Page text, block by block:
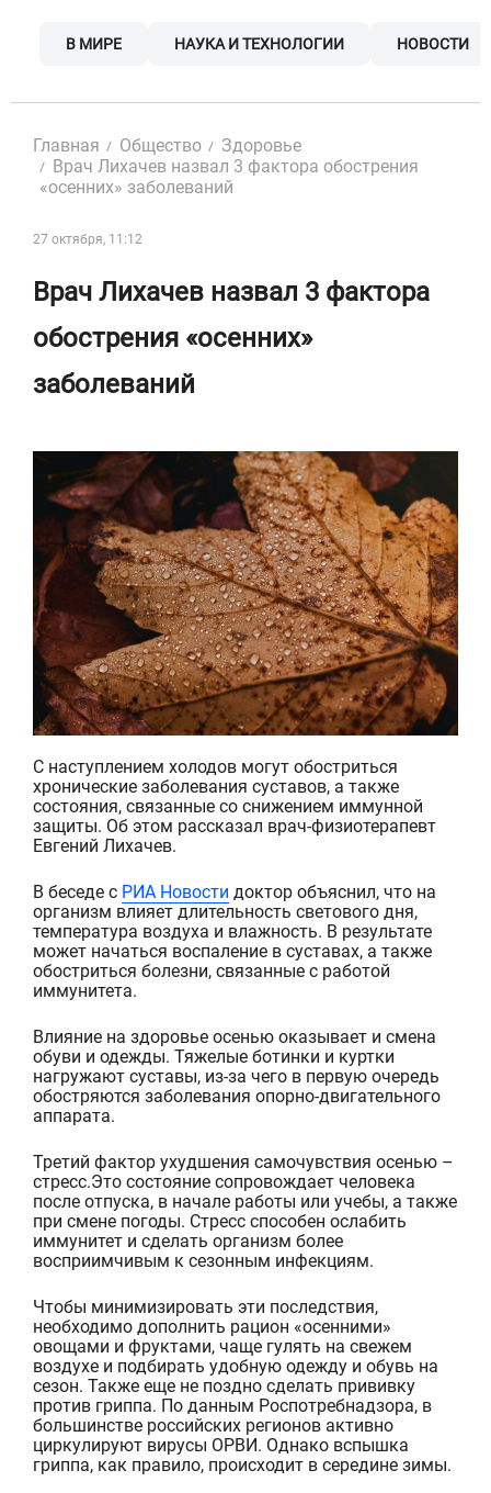
В МИРЕ НАУКА И ТЕХНОЛОГИИ НОВОСТИ
Главная Общество
Здоровье
Врач Лихачев назвал 3 фактора обострения
«осенних» заболеваний
27 октября, 11:12
Врач Лихачев назвал 3 фактора
обострения «осенних»
заболеваний
С наступлением холодов могут обостриться
хронические заболевания суставов, а также
состояния, связанные со снижением иммунной
защиты. Об этом рассказал врач-физиотерапевт
Евгений Лихачев.
В беседе с РИА Новости доктор объяснил, что на
организм влияет длительность светового дня,
температура воздуха и влажность. В результате
может начаться воспаление в суставах, а также
обостриться болезни, связанные с работой
иммунитета.
Влияние на здоровье осенью оказывает и смена
обуви и одежды. Тяжелые ботинки и куртки
нагружают суставы, из-за чего в первую очередь
обостряются заболевания опорно-двигательного
аппарата.
Третий фактор ухудшения самочувствия осенью –
стресс.Это состояние сопровождает человека
после отпуска, в начале работы или учебы, а также
при смене погоды. Стресс способен ослабить
иммунитет и сделать организм более
восприимчивым к сезонным инфекциям.
Чтобы минимизировать эти последствия,
необходимо дополнить рацион «осенними»
овощами и фруктами, чаще гулять на свежем
воздухе и подбирать удобную одежду и обувь на
сезон. Также еще не поздно сделать прививку
против гриппа. По данным Роспотребнадзора, в
большинстве российских регионов активно
циркулируют вирусы ОРВИ. Однако вспышка
гриппа, как правило, происходит в середине зимы.